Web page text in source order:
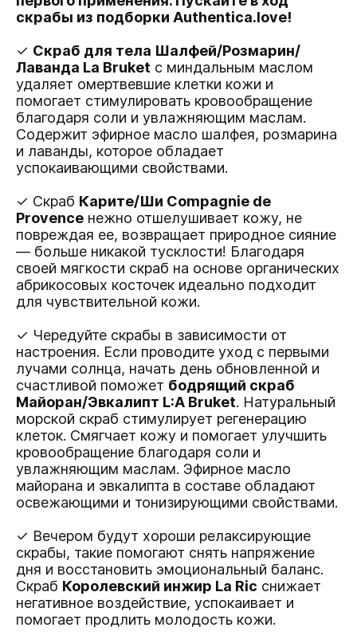
скрабы из подборки Authentica.love!
✓ Скраб для тела Шалфей/Розмарин/
Лаванда La Bruket с миндальным маслом
удаляет омертвевшие клетки кожи и
помогает стимулировать кровообращение
благодаря соли и увлажняющим маслам.
Содержит эфирное масло шалфея, розмарина
и лаванды, которое обладает
успокаивающими свойствами.
✓ Cкраб Карите/Ши Compagnie de
Provence нежно отшелушивает кожу, не
повреждая ее, возвращает природное сияние
— больше никакой тусклости! Благодаря
своей мягкости скраб на основе органических
абрикосовых косточек идеально подходит
для чувствительной кожи.
✓ Чередуйте скрабы в зависимости от
настроения. Если проводите уход с первыми
лучами солнца, начать день обновленной и
счастливой поможет бодрящий скраб
Майоран/Эвкалипт L:A Bruket. Натуральный
морской скраб стимулирует регенерацию
клеток. Смягчает кожу и помогает улучшить
кровообращение благодаря соли и
увлажняющим маслам. Эфирное масло
майорана и эвкалипта в составе обладают
освежающими и тонизирующими свойствами.
✓ Вечером будут хороши релаксирующие
скрабы, такие помогают снять напряжение
дня и восстановить эмоциональный баланс.
Скраб Королевский инжир La Ric снижает
негативное воздействие, успокаивает и
помогает продлить молодость кожи.